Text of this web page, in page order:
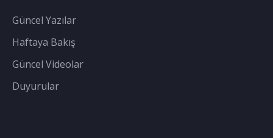
Güncel Yazılar
Haftaya Bakış
Güncel Videolar
Duyurular